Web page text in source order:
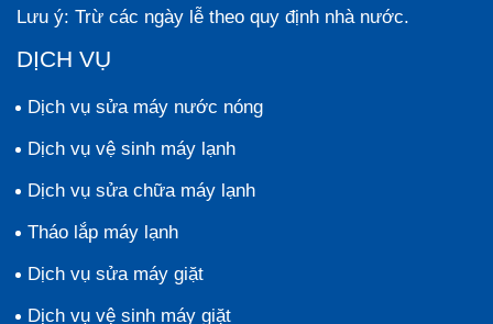
Lưu ý: Trừ các ngày lễ theo quy định nhà nước.
DỊCH VỤ
Dịch vụ sửa máy nước nóng
Dịch vụ vệ sinh máy lạnh
Dịch vụ sửa chữa máy lạnh
Tháo lắp máy lạnh
Dịch vụ sửa máy giặt
Dịch vụ vệ sinh máy giặt